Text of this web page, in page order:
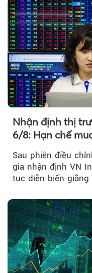
Nhận định thị
6/8: Hạn chế
Sau phiên điều
gia nhận định VN
tục diễn biến